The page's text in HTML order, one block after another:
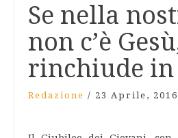
Se nella
non c’è
rinchiude in
Redazione / 23 Aprile, 2016